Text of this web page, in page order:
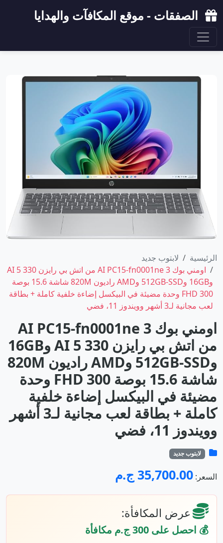
الصفقات - موقع المكافآت والهدايا
الرئيسية
لابتوب جديد
اومني بوك 3 AI PC15-fn0001ne من اتش بي رايزن AI 5 330
و16GB و512GB-SSD وAMD راديون 820M شاشة 15.6 بوصة
FHD 300 وحدة مضيئة في البيكسل إضاءة خلفية كاملة + بطاقة
لعب مجانية لـ3 أشهر وويندوز 11، فضي
اومني بوك 3 AI PC15-fn0001ne
من اتش بي رايزن AI 5 330 و16GB
و512GB-SSD وAMD راديون 820M
شاشة 15.6 بوصة FHD 300 وحدة
مضيئة في البيكسل إضاءة خلفية
كاملة + بطاقة لعب مجانية لـ3 أشهر
وويندوز 11، فضي
لابتوب جديد
السعر: 35,700.00 ج.م
عرض المكافأة:
💰 احصل على 300 ج.م مكافأة